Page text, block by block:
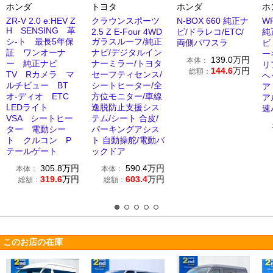
ホンダ
ZR-V 2.0 e:HEV Z
H SENSING 革
シ-ト 最長5年保
証 ワンオーナ
ー 純正ナビ
TV Rカメラ マ
ルチビュー BT
オ-ディオ ETC
LEDライト
VSA シートヒー
ター 電動シー
ト クルコン P
テールゲート
本体： 305.8万円
総額： 319.6万円
トヨタ
クラウンスポーツ
2.5 Z E-Four 4WD
ガラスルーフ/純正
ナビ/デジタルイン
ナーミラー/トヨタ
セーフティセンス/
シートヒーター/全
方位モニター/車線
逸脱防止支援シス
テム/シート 合皮/
パーキングアシス
ト 自動操舵/電動バ
ックドア
本体： 590.4万円
総額： 603.4万円
ホンダ
N-BOX 660 純正ナ
ビ/ドラレコ/ETC/
両側パワスラ
本体： 139.0万円
総額： 144.6万円
ホ
純
ヘ
速
このお店の在庫